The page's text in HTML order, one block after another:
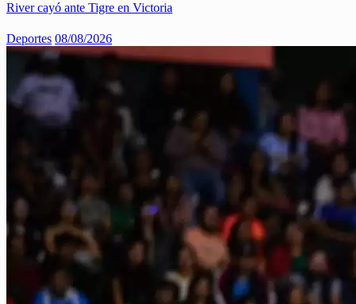
River cayó ante Tigre en Victoria
Deportes 08/08/2026